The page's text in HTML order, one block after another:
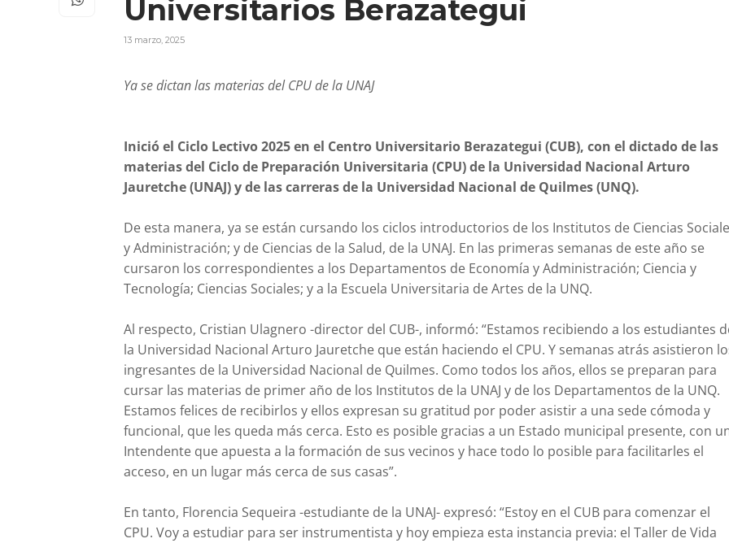
Universitarios Berazategui
13 marzo, 2025
Ya se dictan las materias del CPU de la UNAJ
Inició el Ciclo Lectivo 2025 en el Centro Universitario Berazategui (CUB), con el dictado de las
materias del Ciclo de Preparación Universitaria (CPU) de la Universidad Nacional Arturo
Jauretche (UNAJ) y de las carreras de la Universidad Nacional de Quilmes (UNQ).
De esta manera, ya se están cursando los ciclos introductorios de los Institutos de Ciencias
y Administración; y de Ciencias de la Salud, de la UNAJ. En las primeras semanas de este año se
cursaron los correspondientes a los Departamentos de Economía y Administración; Ciencia y
Tecnología; Ciencias Sociales; y a la Escuela Universitaria de Artes de la UNQ.
Al respecto, Cristian Ulagnero -director del CUB-, informó: “Estamos recibiendo a los estudiantes
la Universidad Nacional Arturo Jauretche que están haciendo el CPU. Y semanas atrás asistieron
ingresantes de la Universidad Nacional de Quilmes. Como todos los años, ellos se preparan para
cursar las materias de primer año de los Institutos de la UNAJ y de los Departamentos de la UNQ.
Estamos felices de recibirlos y ellos expresan su gratitud por poder asistir a una sede cómoda y
funcional, que les queda más cerca. Esto es posible gracias a un Estado municipal presente, con
Intendente que apuesta a la formación de sus vecinos y hace todo lo posible para facilitarles el
acceso, en un lugar más cerca de sus casas”.
En tanto, Florencia Sequeira -estudiante de la UNAJ- expresó: “Estoy en el CUB para comenzar el
CPU. Voy a estudiar para ser instrumentista y hoy empieza esta instancia previa: el Taller de Vida